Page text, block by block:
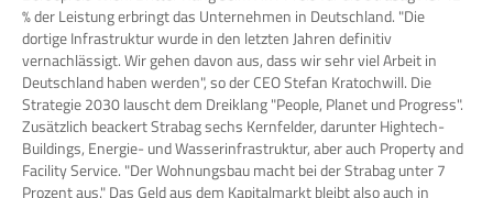
% der Leistung erbringt das Unternehmen in Deutschland. "Die
dortige Infrastruktur wurde in den letzten Jahren definitiv
vernachlässigt. Wir gehen davon aus, dass wir sehr viel Arbeit in
Deutschland haben werden", so der CEO Stefan Kratochwill. Die
Strategie 2030 lauscht dem Dreiklang "People, Planet und Progress".
Zusätzlich beackert Strabag sechs Kernfelder, darunter Hightech-
Buildings, Energie- und Wasserinfrastruktur, aber auch Property and
Facility Service. "Der Wohnungsbau macht bei der Strabag unter 7
Prozent aus." Das Geld aus dem Kapitalmarkt bleibt also auch in